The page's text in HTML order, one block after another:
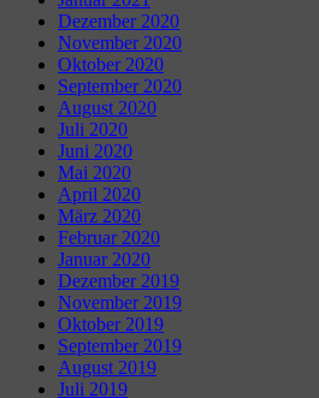
Dezember 2020
November 2020
Oktober 2020
September 2020
August 2020
Juli 2020
Juni 2020
Mai 2020
April 2020
März 2020
Februar 2020
Januar 2020
Dezember 2019
November 2019
Oktober 2019
September 2019
August 2019
Juli 2019